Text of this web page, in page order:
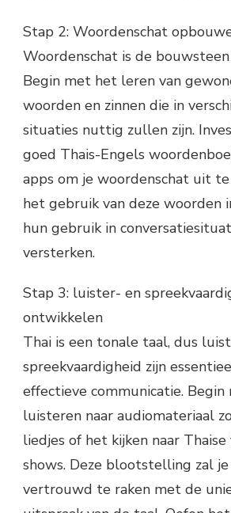
Stap 2: Woordenschat
Woordenschat is de
Begin met het leren van
woorden en zinnen die in
situaties nuttig zullen zijn.
goed Thais-Engels
apps om je woordenschat uit
het gebruik van deze woorden
hun gebruik in
versterken.
Stap 3: luister- en
ontwikkelen
Thai is een tonale taal, dus
spreekvaardigheid zijn
effectieve communicatie.
luisteren naar audiomateriaal
liedjes of het kijken naar
shows. Deze blootstelling zal
vertrouwd te raken met de